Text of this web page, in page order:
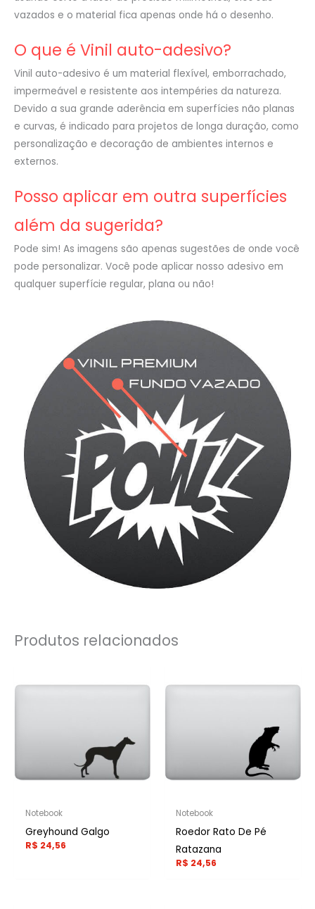
vazados e o material fica apenas onde há o desenho.
O que é Vinil auto-adesivo?
Vinil auto-adesivo é um material flexível, emborrachado,
impermeável e resistente aos intempéries da natureza.
Devido a sua grande aderência em superfícies não planas
e curvas, é indicado para projetos de longa duração, como
personalização e decoração de ambientes internos e
externos.
Posso aplicar em outra superfícies
além da sugerida?
Pode sim! As imagens são apenas sugestões de onde você
pode personalizar. Você pode aplicar nosso adesivo em
qualquer superfície regular, plana ou não!
Produtos relacionados
Notebook
Greyhound Galgo
R$ 24,56
Notebook
Roedor Rato De Pé
Ratazana
R$ 24,56